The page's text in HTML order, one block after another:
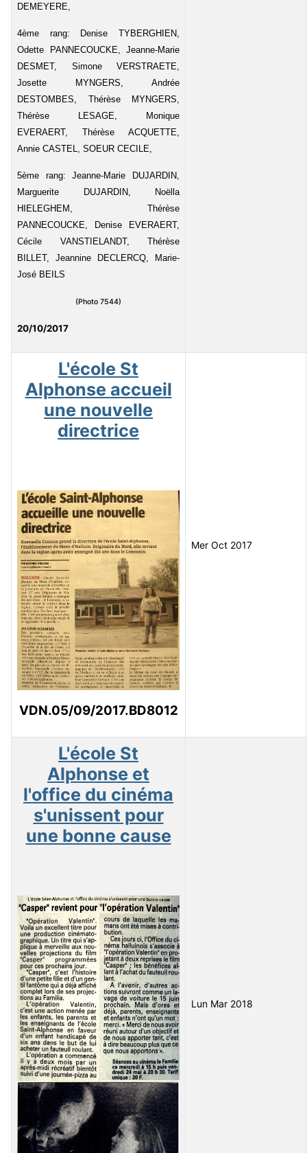
DEMEYERE,
4ème rang: Denise TYBERGHIEN,
Odette PANNECOUCKE, Jeanne-Marie
DESMET, Simone VERSTRAETE,
Josette MYNGERS, Andrée
DESTOMBES, Thérèse MYNGERS,
Thérèse LESAGE, Monique
EVERAERT, Thérèse ACQUETTE,
Annie CASTEL, SOEUR CECILE,
5ème rang: Jeanne-Marie DUJARDIN,
Marguerite DUJARDIN, Noëlla
HIELEGHEM, Thérèse
PANNECOUCKE, Denise EVERAERT,
Cécile VANSTIELANDT, Thérèse
BILLET, Jeannine DECLERCQ, Marie-
José BEILS
(Photo 7544)
20/10/2017
L'école St
Alphonse accueil
une nouvelle
directrice
VDN.05/09/2017.BD8012
Mer Oct 2017
L'école St
Alphonse et
l'office du cinéma
s'unissent pour
une bonne cause
Lun Mar 2018